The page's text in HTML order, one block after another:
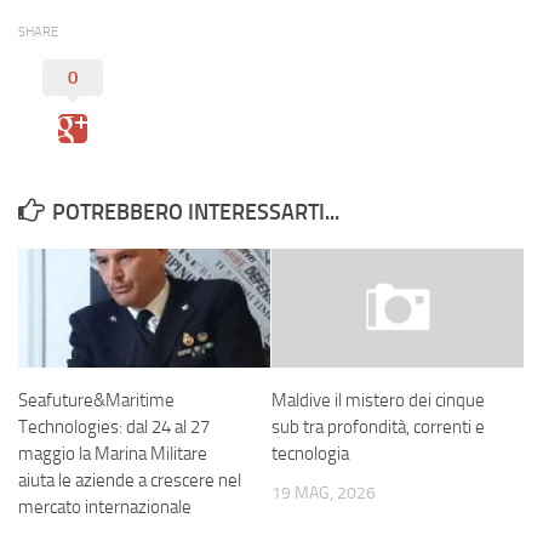
SHARE
0
POTREBBERO INTERESSARTI...
Seafuture&Maritime
Technologies: dal 24 al 27
maggio la Marina Militare
aiuta le aziende a crescere nel
mercato internazionale
Maldive il mistero dei cinque
sub tra profondità, correnti e
tecnologia
19 MAG, 2026